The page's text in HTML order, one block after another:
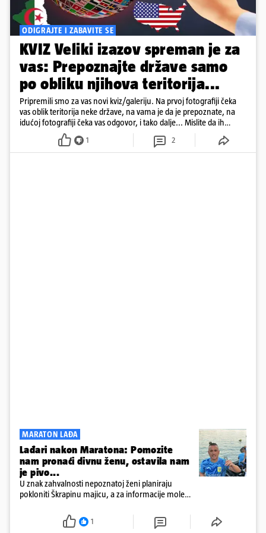
ODIGRAJTE I ZABAVITE SE
KVIZ Veliki izazov spreman je za
vas: Prepoznajte države samo
po obliku njihova teritorija...
Pripremili smo za vas novi kviz/galeriju. Na prvoj fotografiji čeka
vas oblik teritorija neke države, na vama je da je prepoznate, na
idućoj fotografiji čeka vas odgovor, i tako dalje... Mislite da ih
možete sve ispravno prepoznati? Neće vam biti lako... Odigrajte
kviz, malo se zabavite i barem na nekoliko trenutaka 'pobjegnite'
od toplinskog vala...
1 2
MARATON LAĐA
Lađari nakon Maratona: Pomozite
nam pronaći divnu ženu, ostavila nam
je pivo...
U znak zahvalnosti nepoznatoj ženi planiraju
pokloniti Škrapinu majicu, a za informacije mole
1